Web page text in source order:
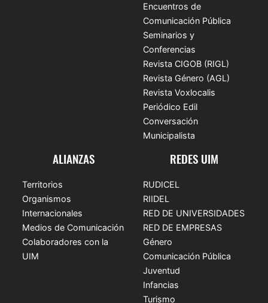
Encuentros de
Comunicación Pública
Seminarios y
Conferencias
Revista CIGOB (RIGL)
Revista Género (AGL)
Revista Voxlocalis
Periódico Edil
Conversación
Municipalista
ALIANZAS
Territorios
Organismos
Internacionales
Medios de Comunicación
Colaboradores con la
UIM
REDES UIM
RUDICEL
RIIDEL
RED DE UNIVERSIDADES
RED DE EMPRESAS
Género
Comunicación Pública
Juventud
Infancias
Turismo